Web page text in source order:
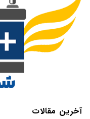
آخرین مقالات